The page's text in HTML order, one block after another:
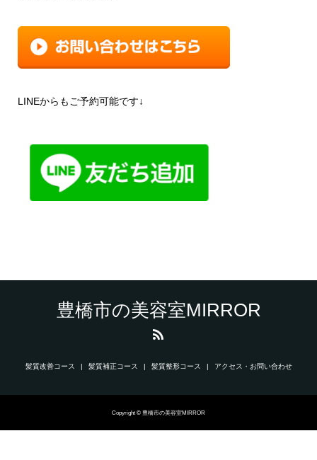
LINEからもご予約可能です↓
豊橋市の美容室MIRROR
髪質改善コース 髪質補正コース 髪質整形コース アクセス・お問い合わせ
Copyright © 豊橋市の美容室MIRROR